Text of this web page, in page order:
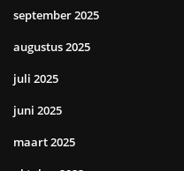
september 2025
augustus 2025
juli 2025
juni 2025
maart 2025